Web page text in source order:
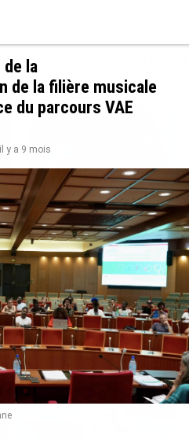
ECONOMIE
mer : Jane et
martiniquaises au
la négritude
de la
de la filière musicale
du parcours VAE
y a 9 mois